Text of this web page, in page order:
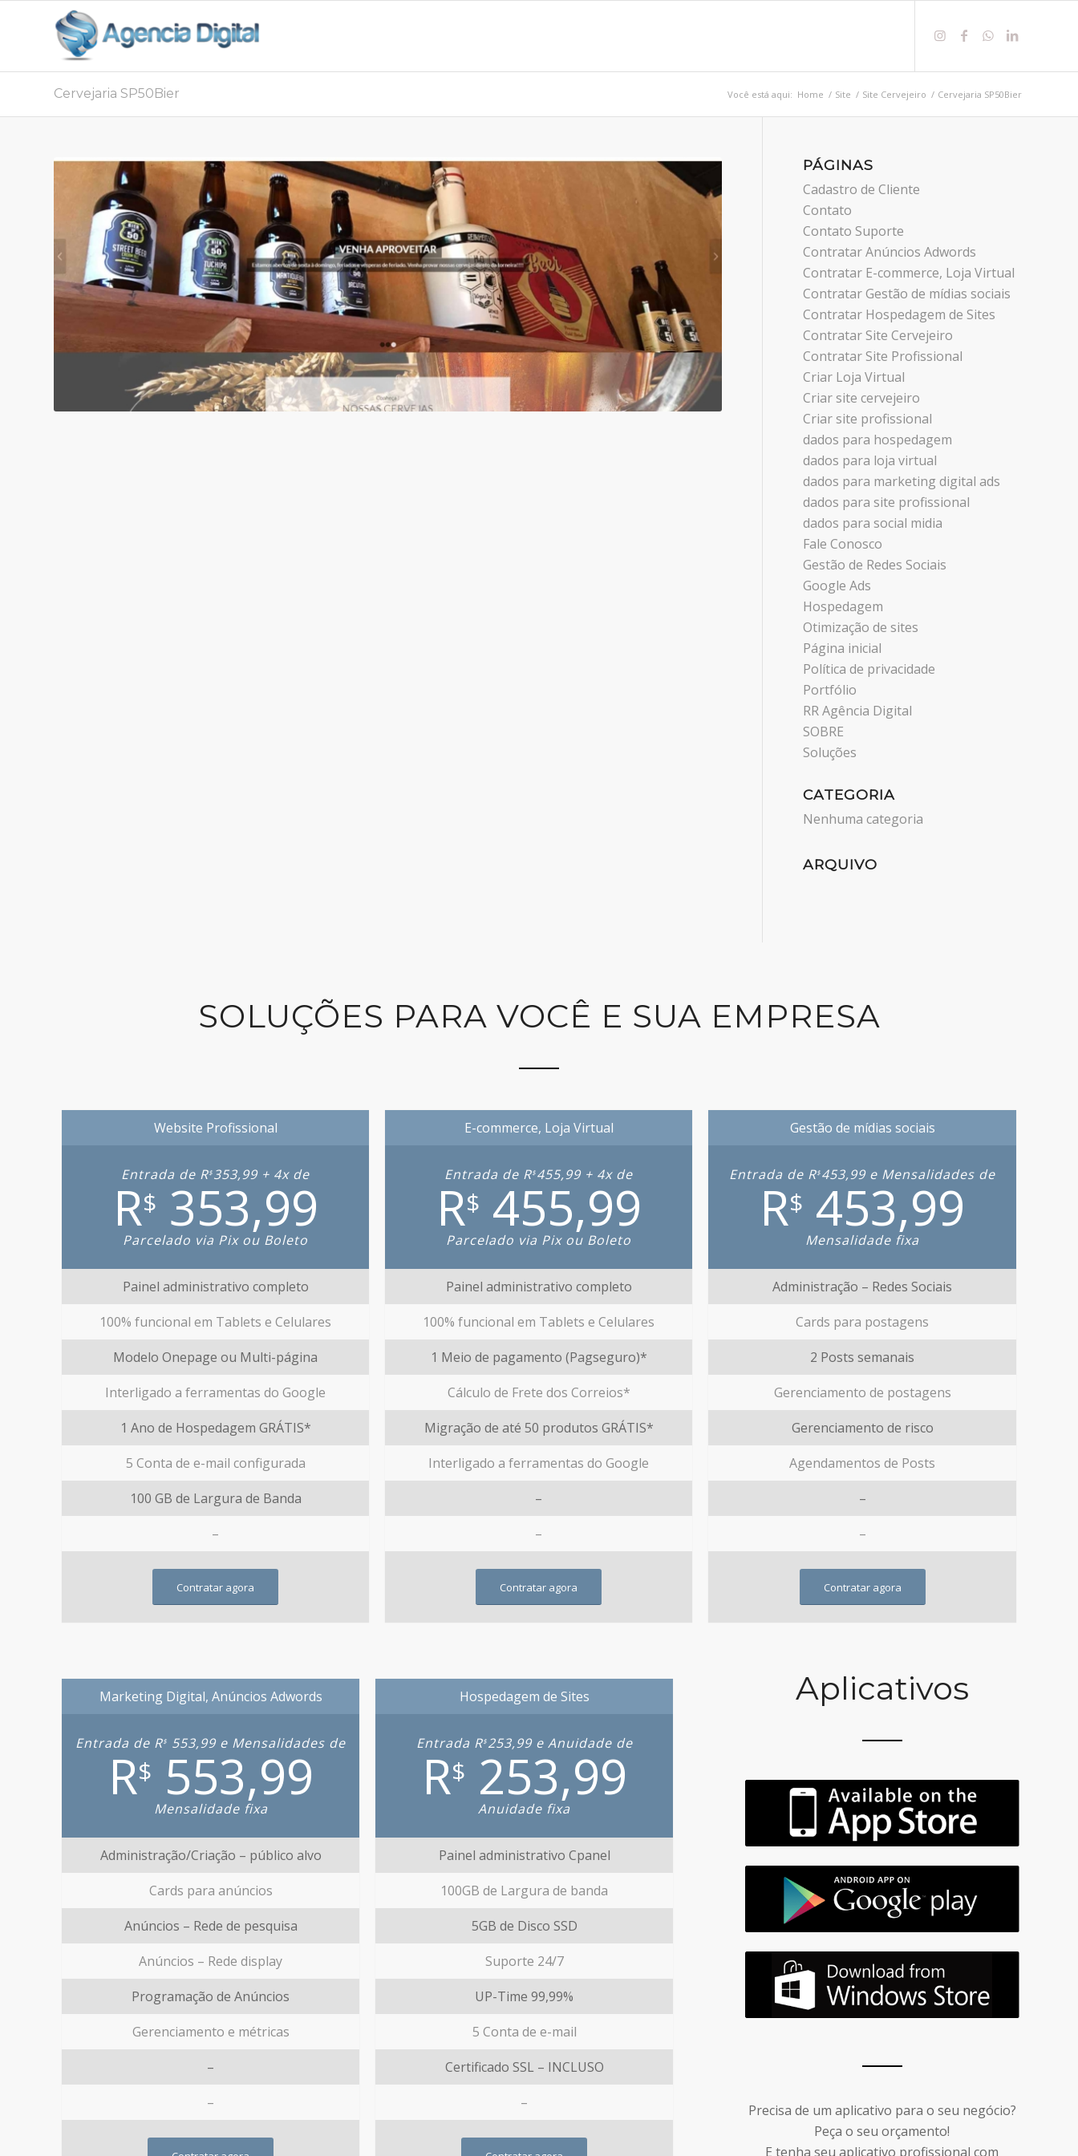
Cervejaria SP50Bier Você está aqui: Home / Site / Site Cervejeiro / Cervejaria SP50Bier
PÁGINAS
Cadastro de Cliente
Contato
Contato Suporte
Contratar Anúncios Adwords
Contratar E-commerce, Loja Virtual
Contratar Gestão de mídias sociais
Contratar Hospedagem de Sites
Contratar Site Cervejeiro
Contratar Site Profissional
Criar Loja Virtual
Criar site cervejeiro
Criar site profissional
dados para hospedagem
dados para loja virtual
dados para marketing digital ads
dados para site profissional
dados para social midia
Fale Conosco
Gestão de Redes Sociais
Google Ads
Hospedagem
Otimização de sites
Página inicial
Política de privacidade
Portfólio
RR Agência Digital
SOBRE
Soluções
CATEGORIA
Nenhuma categoria
ARQUIVO
SOLUÇÕES PARA VOCÊ E SUA EMPRESA
Website Profissional
Entrada de R$353,99 + 4x de
R$ 353,99
Parcelado via Pix ou Boleto
Painel administrativo completo
100% funcional em Tablets e Celulares
Modelo Onepage ou Multi-página
Interligado a ferramentas do Google
1 Ano de Hospedagem GRÁTIS*
5 Conta de e-mail configurada
100 GB de Largura de Banda
–
Contratar agora
E-commerce, Loja Virtual
Entrada de R$455,99 + 4x de
R$ 455,99
Parcelado via Pix ou Boleto
Painel administrativo completo
100% funcional em Tablets e Celulares
1 Meio de pagamento (Pagseguro)*
Cálculo de Frete dos Correios*
Migração de até 50 produtos GRÁTIS*
Interligado a ferramentas do Google
–
–
Contratar agora
Gestão de mídias sociais
Entrada de R$453,99 e Mensalidades de
R$ 453,99
Mensalidade fixa
Administração – Redes Sociais
Cards para postagens
2 Posts semanais
Gerenciamento de postagens
Gerenciamento de risco
Agendamentos de Posts
–
–
Contratar agora
Marketing Digital, Anúncios Adwords
Entrada de R$ 553,99 e Mensalidades de
R$ 553,99
Mensalidade fixa
Administração/Criação – público alvo
Cards para anúncios
Anúncios – Rede de pesquisa
Anúncios – Rede display
Programação de Anúncios
Gerenciamento e métricas
–
–
Hospedagem de Sites
Entrada R$253,99 e Anuidade de
R$ 253,99
Anuidade fixa
Painel administrativo Cpanel
100GB de Largura de banda
5GB de Disco SSD
Suporte 24/7
UP-Time 99,99%
5 Conta de e-mail
Certificado SSL – INCLUSO
–
Aplicativos
Precisa de um aplicativo para o seu negócio?
Peça o seu orçamento!
E tenha seu aplicativo profissional com